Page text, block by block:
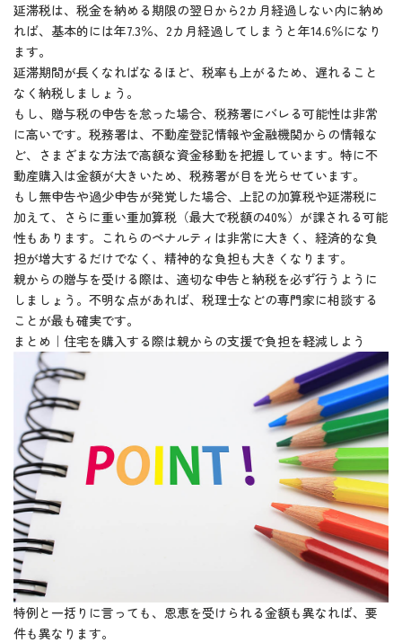
延滞税は、税金を納める期限の翌日から2カ月経過しない内に納め
れば、基本的には年7.3％、2カ月経過してしまうと年14.6％になり
ます。
延滞期間が長くなればなるほど、税率も上がるため、遅れること
なく納税しましょう。
もし、贈与税の申告を怠った場合、税務署にバレる可能性は非常
に高いです。税務署は、不動産登記情報や金融機関からの情報な
ど、さまざまな方法で高額な資金移動を把握しています。特に不
動産購入は金額が大きいため、税務署が目を光らせています。
もし無申告や過少申告が発覚した場合、上記の加算税や延滞税に
加えて、さらに重い重加算税（最大で税額の40%）が課される可能
性もあります。これらのペナルティは非常に大きく、経済的な負
担が増大するだけでなく、精神的な負担も大きくなります。
親からの贈与を受ける際は、適切な申告と納税を必ず行うように
しましょう。不明な点があれば、税理士などの専門家に相談する
ことが最も確実です。
まとめ｜住宅を購入する際は親からの支援で負担を軽減しよう
特例と一括りに言っても、恩恵を受けられる金額も異なれば、要
件も異なります。